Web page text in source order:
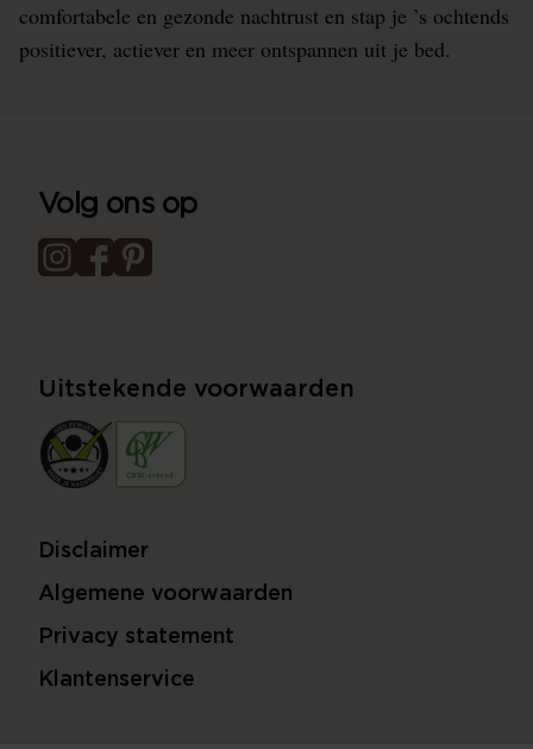
comfortabele en gezonde nachtrust en stap je ’s ochtends
positiever, actiever en meer ontspannen uit je bed.
Volg ons op
Uitstekende voorwaarden
Disclaimer
Algemene voorwaarden
Privacy statement
Klantenservice